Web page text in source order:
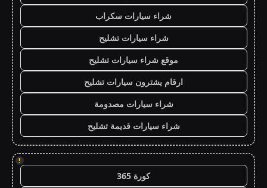
شراء سيارات سكراب
شراء سيارات تشليح
موقع شراء سيارات تشليح
ارقام يشترون سيارات تشليح
شراء سيارات مصدومة
شراء سيارات قديمة تشليح
!
كورة 365